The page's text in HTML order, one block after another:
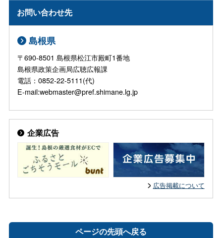
お問い合わせ先
島根県
〒690-8501 島根県松江市殿町1番地
島根県政策企画局広聴広報課
電話：0852-22-5111(代)
E-mail:webmaster@pref.shimane.lg.jp
企業広告
広告掲載について
ページの先頭へ戻る